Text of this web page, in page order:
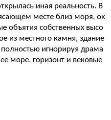
иная реальность. В
месте близ моря, ок
объятия собственных высо
из местного камня, здание
игнорируя драма
море, горизонт и вековые